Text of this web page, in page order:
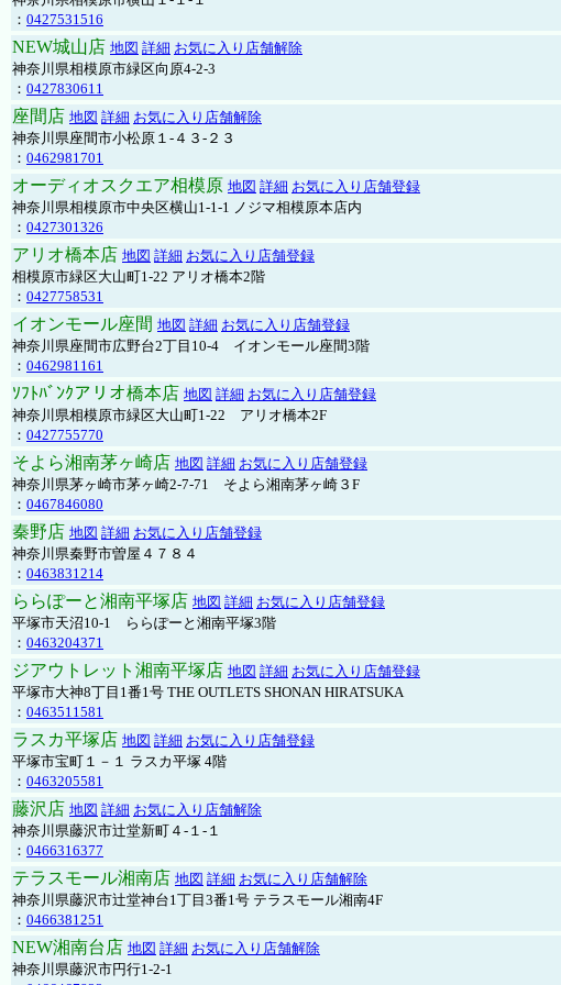
： 0427531516
NEW城山店 地図 詳細 お気に入り店舗解除
神奈川県相模原市緑区向原4-2-3
： 0427830611
座間店 地図 詳細 お気に入り店舗解除
神奈川県座間市小松原１-４３-２３
： 0462981701
オーディオスクエア相模原 地図 詳細 お気に入り店舗登録
神奈川県相模原市中央区横山1-1-1 ノジマ相模原本店内
： 0427301326
アリオ橋本店 地図 詳細 お気に入り店舗登録
相模原市緑区大山町1-22 アリオ橋本2階
： 0427758531
イオンモール座間 地図 詳細 お気に入り店舗登録
神奈川県座間市広野台2丁目10-4 イオンモール座間3階
： 0462981161
ｿﾌﾄﾊﾞﾝｸアリオ橋本店 地図 詳細 お気に入り店舗登録
神奈川県相模原市緑区大山町1-22 アリオ橋本2F
： 0427755770
そよら湘南茅ヶ崎店 地図 詳細 お気に入り店舗登録
神奈川県茅ヶ崎市茅ヶ崎2‐7‐71 そよら湘南茅ヶ崎３F
： 0467846080
秦野店 地図 詳細 お気に入り店舗登録
神奈川県秦野市曽屋４７８４
： 0463831214
ららぽーと湘南平塚店 地図 詳細 お気に入り店舗登録
平塚市天沼10-1 ららぽーと湘南平塚3階
： 0463204371
ジアウトレット湘南平塚店 地図 詳細 お気に入り店舗登録
平塚市大神8丁目1番1号 THE OUTLETS SHONAN HIRATSUKA
： 0463511581
ラスカ平塚店 地図 詳細 お気に入り店舗登録
平塚市宝町１－１ ラスカ平塚 4階
： 0463205581
藤沢店 地図 詳細 お気に入り店舗解除
神奈川県藤沢市辻堂新町４-１-１
： 0466316377
テラスモール湘南店 地図 詳細 お気に入り店舗解除
神奈川県藤沢市辻堂神台1丁目3番1号 テラスモール湘南4F
： 0466381251
NEW湘南台店 地図 詳細 お気に入り店舗解除
神奈川県藤沢市円行1-2-1